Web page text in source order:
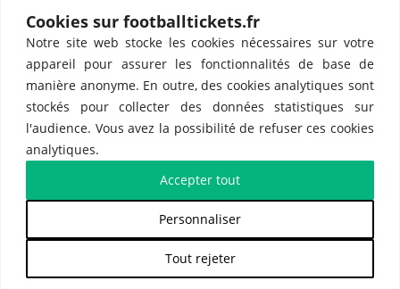
Cookies sur footballtickets.fr
Notre site web stocke les cookies nécessaires sur votre
appareil pour assurer les fonctionnalités de base de
manière anonyme. En outre, des cookies analytiques sont
stockés pour collecter des données statistiques sur
l'audience. Vous avez la possibilité de refuser ces cookies
analytiques.
Personnaliser
Tout rejeter
Accepter tout
ETTS 365 SL, Rambla de Catalunya 38, 8, 1, 08007 Barcelone, Espagne |
Partenaires de l'US Changé 53 💙et de l'US Bretons de Paris 🤍
𝕏